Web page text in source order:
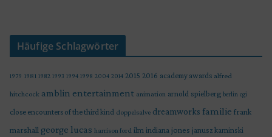
Häufige Schlagwörter
1979 1981 1982 1993 1994 1998 2004 2014 2015 2016 academy awards alfred
hitchcock amblin entertainment animation arnold spielberg berlin cgi
close encounters of the third kind doppelsalve dreamworks familie frank
marshall george lucas harrison ford ilm indiana jones janusz kaminski